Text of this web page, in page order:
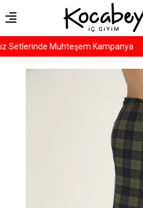
Setlerinde Muhteşem Kampanya